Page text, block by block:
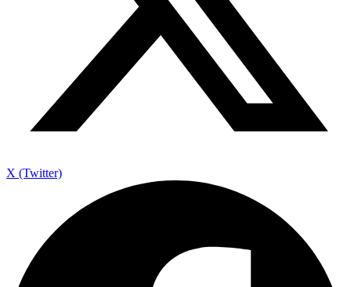
X (Twitter)